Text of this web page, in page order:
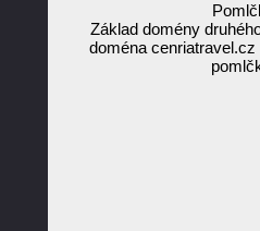
Základ domény
doména